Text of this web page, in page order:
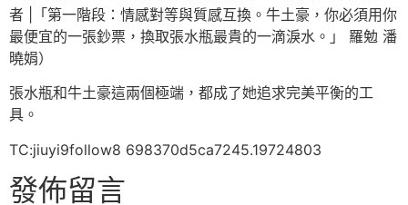
者 |「第一階段：情感對等與質感互換。牛土豪，你必須用你
最便宜的一張鈔票，換取張水瓶最貴的一滴淚水。」 羅勉 潘
曉娟）
張水瓶和牛土豪這兩個極端，都成了她追求完美平衡的工
具。
TC:jiuyi9follow8 698370d5ca7245.19724803
發佈留言